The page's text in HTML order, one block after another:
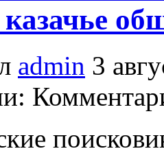
admin 3